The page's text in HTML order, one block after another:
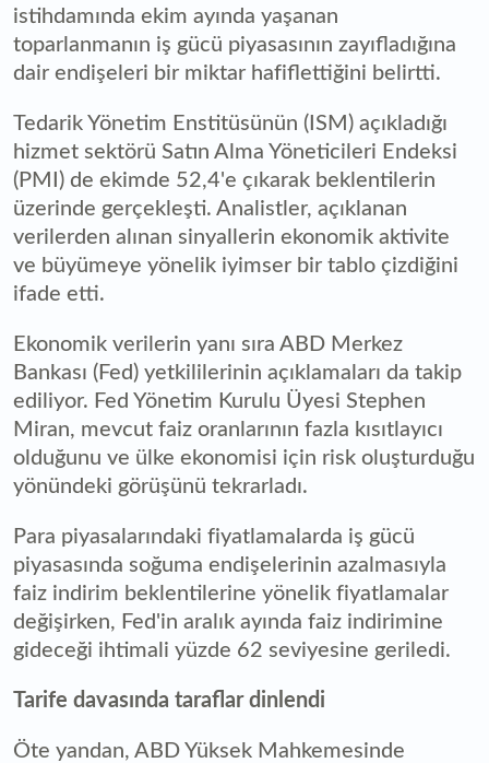
istihdamında ekim ayında yaşanan
toparlanmanın iş gücü piyasasının zayıfladığına
dair endişeleri bir miktar hafiflettiğini belirtti.
Tedarik Yönetim Enstitüsünün (ISM) açıkladığı
hizmet sektörü Satın Alma Yöneticileri Endeksi
(PMI) de ekimde 52,4'e çıkarak beklentilerin
üzerinde gerçekleşti. Analistler, açıklanan
verilerden alınan sinyallerin ekonomik aktivite
ve büyümeye yönelik iyimser bir tablo çizdiğini
ifade etti.
Ekonomik verilerin yanı sıra ABD Merkez
Bankası (Fed) yetkililerinin açıklamaları da takip
ediliyor. Fed Yönetim Kurulu Üyesi Stephen
Miran, mevcut faiz oranlarının fazla kısıtlayıcı
olduğunu ve ülke ekonomisi için risk oluşturduğu
yönündeki görüşünü tekrarladı.
Para piyasalarındaki fiyatlamalarda iş gücü
piyasasında soğuma endişelerinin azalmasıyla
faiz indirim beklentilerine yönelik fiyatlamalar
değişirken, Fed'in aralık ayında faiz indirimine
gideceği ihtimali yüzde 62 seviyesine geriledi.
Tarife davasında taraflar dinlendi
Öte yandan, ABD Yüksek Mahkemesinde